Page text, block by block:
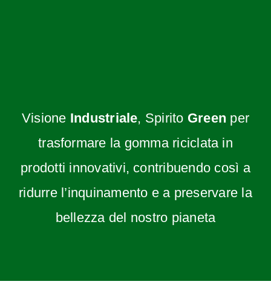
Visione Industriale, Spirito Green per
trasformare la gomma riciclata in
prodotti innovativi, contribuendo così a
ridurre l’inquinamento e a preservare la
bellezza del nostro pianeta